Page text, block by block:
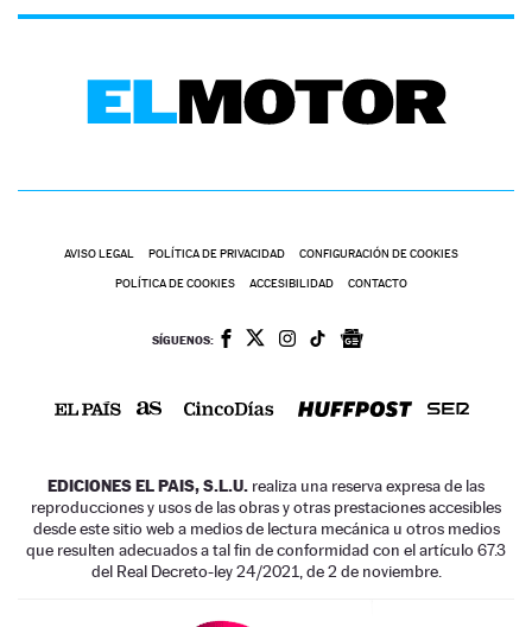
AVISO LEGAL POLÍTICA DE PRIVACIDAD CONFIGURACIÓN DE COOKIES
POLÍTICA DE COOKIES ACCESIBILIDAD CONTACTO
SÍGUENOS:
EDICIONES EL PAIS, S.L.U. realiza una reserva expresa de las
reproducciones y usos de las obras y otras prestaciones accesibles
desde este sitio web a medios de lectura mecánica u otros medios
que resulten adecuados a tal fin de conformidad con el artículo 67.3
del Real Decreto-ley 24/2021, de 2 de noviembre.